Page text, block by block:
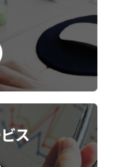
ス